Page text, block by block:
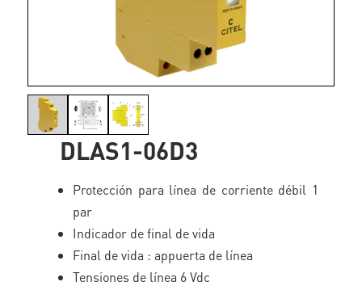
DLAS1-06D3
Protección para línea de corriente débil 1
par
Indicador de final de vida
Final de vida : appuerta de línea
Tensiones de línea 6 Vdc